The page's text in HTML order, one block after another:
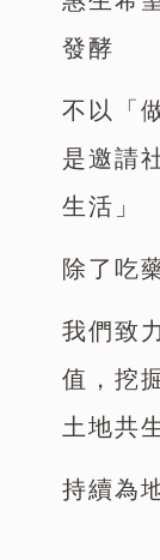
發酵
不以「
是邀請
生活」
除了吃
我們致
值，挖
土地共
持續為